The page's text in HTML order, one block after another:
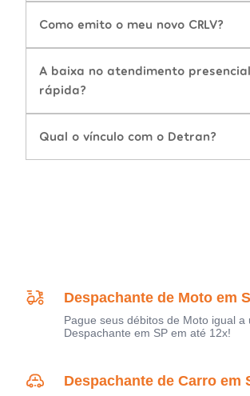
Como emito o meu novo CRLV?
A baixa no atendimento
rápida?
Qual o vínculo com o Detran?
Despachante de Moto em
Pague seus débitos de Moto igual a
Despachante em SP em até 12x!
Despachante de Carro em